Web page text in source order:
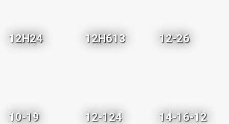
12H24 12H613 12-26
10-19 12-124 14-16-12